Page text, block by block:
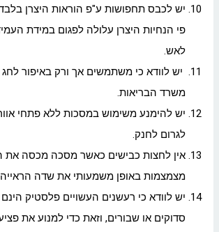
יש לכבס תחפושות ע"פ הוראות היצרן
פי הנחיות היצרן עלולה לפגום במידת
לאש.
יש לוודא כי משתמשים אך ורק באיפור
משרד הבריאות.
יש להימנע משימוש במסכות ללא פתחי
לגרום לחנק.
אין לחצות כבישים כאשר מסכה מכסה את
מצמצמות באופן משמעותי את שדה
יש לוודא כי רעשנים העשויים פלסטיק
סדוקים או שבורים, וזאת כדי למנוע את